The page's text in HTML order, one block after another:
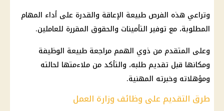
وتراعي هذه الفرص طبيعة الإعاقة والقدرة على أداء المهام
المطلوبة، مع توفير التأمينات والحقوق المقررة للعاملين.
وعلى المتقدم من ذوي الهمم مراجعة طبيعة الوظيفة
ومكانها قبل تقديم طلبه، والتأكد من ملاءمتها لحالته
ومؤهلاته وخبرته المهنية.
طرق التقديم على وظائف وزارة العمل